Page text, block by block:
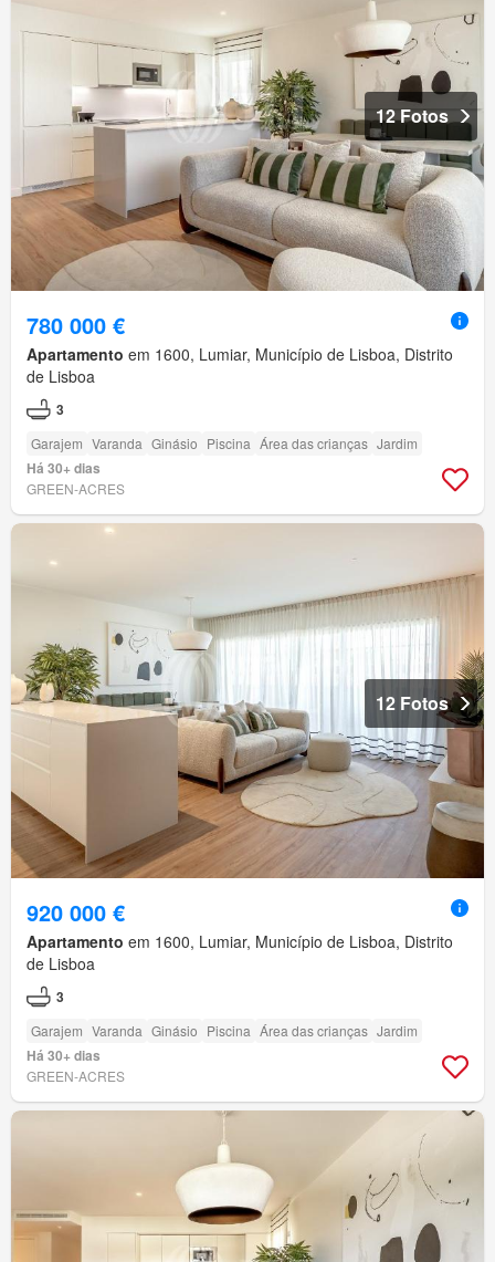
12 Fotos
780 000 €
Apartamento em 1600, Lumiar, Município de Lisboa, Distrito
de Lisboa
3
Garajem Varanda Ginásio Piscina Área das crianças Jardim
Há 30+ dias
GREEN-ACRES
12 Fotos
920 000 €
Apartamento em 1600, Lumiar, Município de Lisboa, Distrito
de Lisboa
3
Garajem Varanda Ginásio Piscina Área das crianças Jardim
Há 30+ dias
GREEN-ACRES